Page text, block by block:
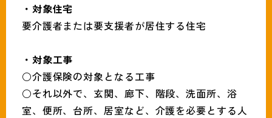
・対象住宅
要介護者または要支援者が居住する住宅
・対象工事
○介護保険の対象となる工事
○それ以外で、玄関、廊下、階段、洗面所、浴
室、便所、台所、居室など、介護を必要とする人